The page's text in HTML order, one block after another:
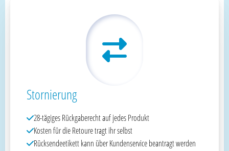
Stornierung
28-tägiges Rückgaberecht auf jedes Produkt
Kosten für die Retoure tragt ihr selbst
Rücksendeetikett kann über Kundenservice beantragt werden